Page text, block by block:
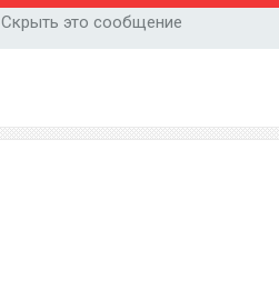
Скрыть это сообщение